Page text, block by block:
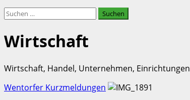
Suchen
Wirtschaft
Wirtschaft, Handel, Unternehmen, Einrichtungen
Wentorfer Kurzmeldungen